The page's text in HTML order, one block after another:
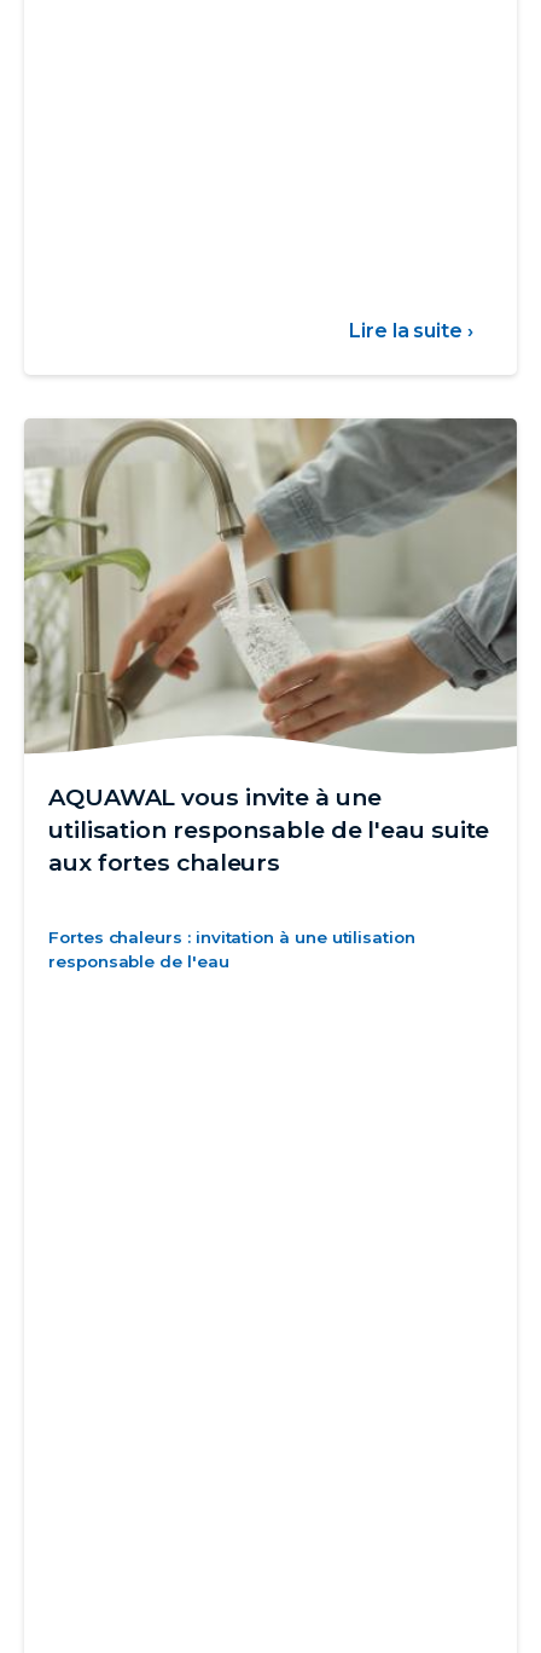
Lire la suite ›sur
06/08/26
AQUAWAL vous invite à une
utilisation responsable de l'eau suite
aux fortes chaleurs
Fortes chaleurs : invitation à une utilisation
responsable de l'eau